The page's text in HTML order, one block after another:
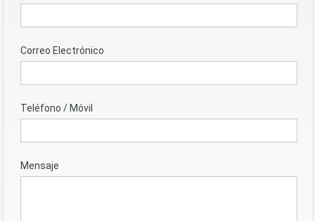
Correo Electrónico
Teléfono / Móvil
Mensaje